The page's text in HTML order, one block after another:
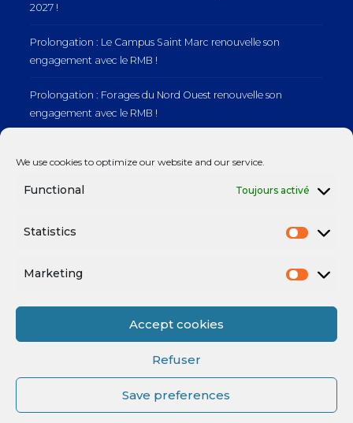
We use cookies to optimize our website and our service.
Functional Toujours activé
Statistics
Marketing
Accept cookies
Refuser
Save preferences
2027 !
Prolongation : Le Campus Saint Marc renouvelle son
engagement avec le RMB !
Prolongation : Forages du Nord Ouest renouvelle son
engagement avec le RMB !
engagement avec le RMB !
Mentions légales
Mentions légales